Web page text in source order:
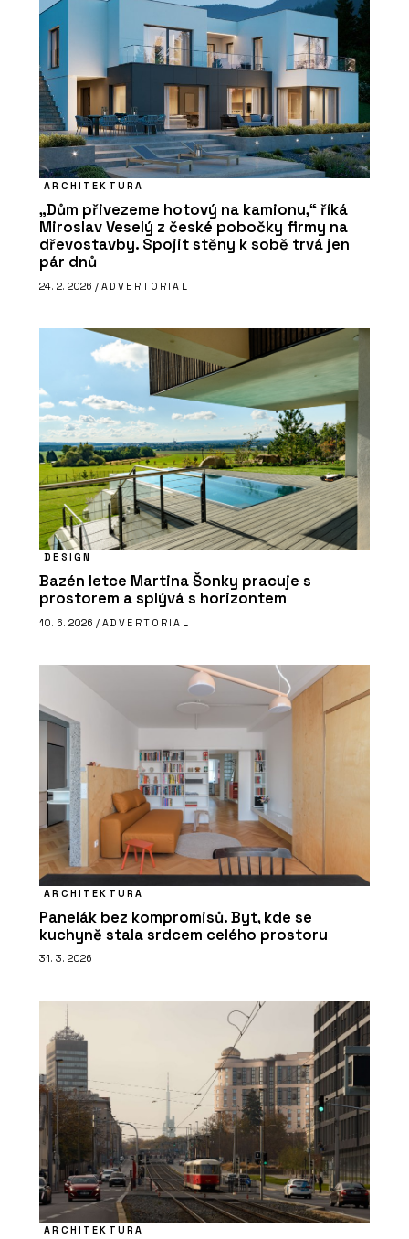
ARCHITEKTURA
„Dům přivezeme hotový na kamionu,“ říká
Miroslav Veselý z české pobočky firmy na
dřevostavby. Spojit stěny k sobě trvá jen
pár dnů
24. 2. 2026 / ADVERTORIAL
DESIGN
Bazén letce Martina Šonky pracuje s
prostorem a splývá s horizontem
10. 6. 2026 / ADVERTORIAL
ARCHITEKTURA
Panelák bez kompromisů. Byt, kde se
kuchyně stala srdcem celého prostoru
31. 3. 2026
ARCHITEKTURA